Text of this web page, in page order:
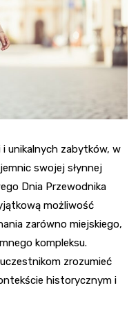
unikalnych zabytków, w
swojej słynnej
Dnia Przewodnika
możliwość
zarówno miejskiego,
kompleksu.
zrozumieć
historycznym i